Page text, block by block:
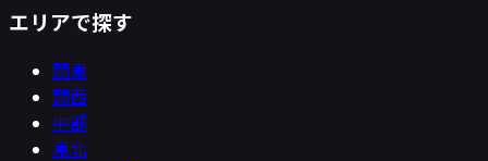
エリアで探す
関東
関西
中部
東北